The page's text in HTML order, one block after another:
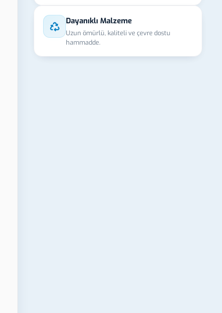
Dayanıklı Malzeme
Uzun ömürlü, kaliteli ve çevre dostu
hammadde.